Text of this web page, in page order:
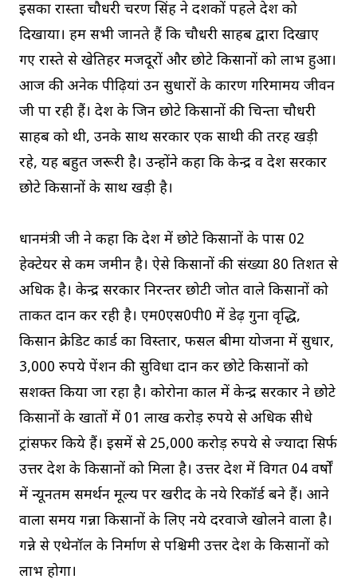
इसका रास्ता चौधरी चरण सिंह ने दशकों पहले देश को
दिखाया। हम सभी जानते हैं कि चौधरी साहब द्वारा दिखाए
गए रास्ते से खेतिहर मजदूरों और छोटे किसानों को लाभ हुआ।
आज की अनेक पीढ़ियां उन सुधारों के कारण गरिमामय जीवन
जी पा रही हैं। देश के जिन छोटे किसानों की चिन्ता चौधरी
साहब को थी, उनके साथ सरकार एक साथी की तरह खड़ी
रहे, यह बहुत जरूरी है। उन्होंने कहा कि केन्द्र व प्रदेश सरकार
छोटे किसानों के साथ खड़ी है।
प्रधानमंत्री जी ने कहा कि देश में छोटे किसानों के पास 02
हेक्टेयर से कम जमीन है। ऐसे किसानों की संख्या 80 प्रतिशत से
अधिक है। केन्द्र सरकार निरन्तर छोटी जोत वाले किसानों को
ताकत प्रदान कर रही है। एम0एस0पी0 में डेढ़ गुना वृद्धि,
किसान क्रेडिट कार्ड का विस्तार, फसल बीमा योजना में सुधार,
3,000 रुपये पेंशन की सुविधा प्रदान कर छोटे किसानों को
सशक्त किया जा रहा है। कोरोना काल में केन्द्र सरकार ने छोटे
किसानों के खातों में 01 लाख करोड़ रुपये से अधिक सीधे
ट्रांसफर किये हैं। इसमें से 25,000 करोड़ रुपये से ज्यादा सिर्फ
उत्तर प्रदेश के किसानों को मिला है। उत्तर प्रदेश में विगत 04 वर्षाें
में न्यूनतम समर्थन मूल्य पर खरीद के नये रिकॉर्ड बने हैं। आने
वाला समय गन्ना किसानों के लिए नये दरवाजे खोलने वाला है।
गन्ने से एथेनॉल के निर्माण से पश्चिमी उत्तर प्रदेश के किसानों को
लाभ होगा।